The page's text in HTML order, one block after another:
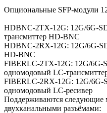
Опциональные SFP-модули
HDBNC-2TX-12G: 12G/6G-
трансмиттер HD-BNC
HDBNC-2RX-12G: 12G/6G-
HD-BNC
FIBERLC-2TX-12G: 12G/6G-
одномодовый LC-
FIBERLC-2RX-12G: 12G/6G-
одномодовый LC-ресивер
Поддерживаются следующие
двухканальными разъёмами: